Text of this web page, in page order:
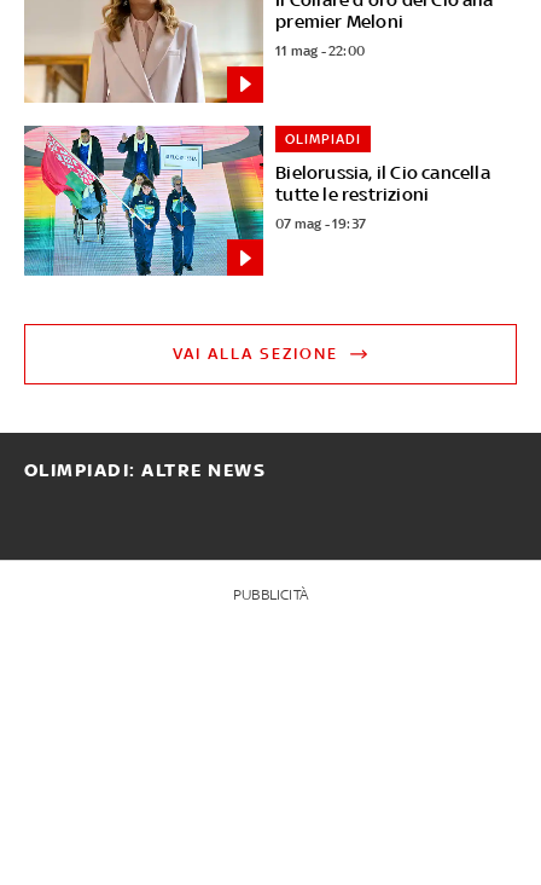
premier Meloni
11 mag - 22:00
Bielorussia, il Cio cancella
tutte le restrizioni
OLIMPIADI
07 mag - 19:37
VAI ALLA SEZIONE
OLIMPIADI: ALTRE NEWS
PUBBLICITÀ